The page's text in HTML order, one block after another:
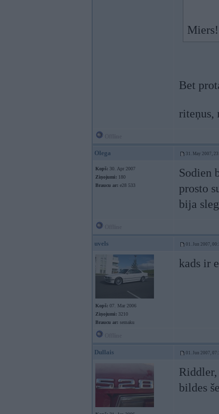
Miers!
Bet
riteņus,
Olega 31. May 2007,
Kopš: 30. Apr 2007
Ziņojumi: 180
Braucu ar: e28 533
Sodien
prosto
bija
uvels 01. Jun 2007,
Kopš: 07. Mar 2006
Ziņojumi: 3210
Braucu ar: semaku
kads ir
Dullais 01. Jun 2007,
bildes